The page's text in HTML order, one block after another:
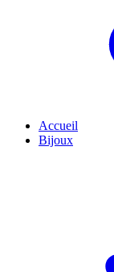
Accueil
Bijoux